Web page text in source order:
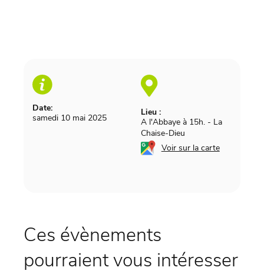
Date:
samedi 10 mai 2025
Lieu :
A l'Abbaye à 15h. - La
Chaise-Dieu
Voir sur la carte
Ces évènements
pourraient vous intéresser